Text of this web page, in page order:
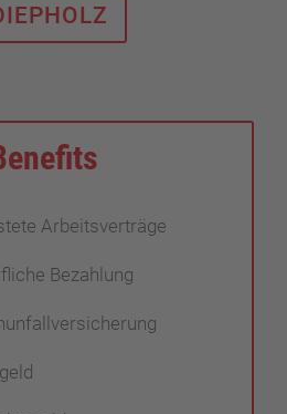
Arbeitsverträge
Bezahlung